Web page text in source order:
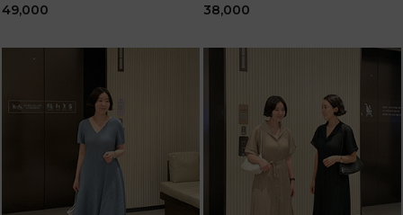
49,000 38,000